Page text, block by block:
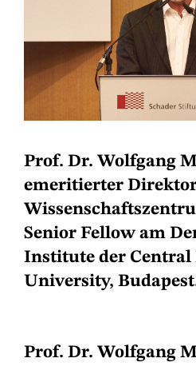
Prof. Dr. Wolfgang
emeritierter Direktor
Senior Fellow am
Institute der Central
University,
Prof. Dr. Wolfgang